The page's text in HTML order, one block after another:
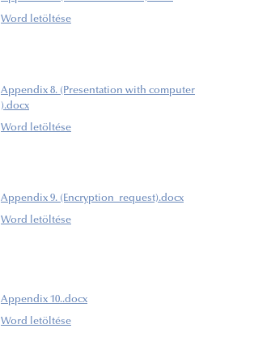
Word letöltése
Appendix 8. (Presentation with computer
).docx
Word letöltése
Appendix 9. (Encryption_request).docx
Word letöltése
Appendix 10..docx
Word letöltése